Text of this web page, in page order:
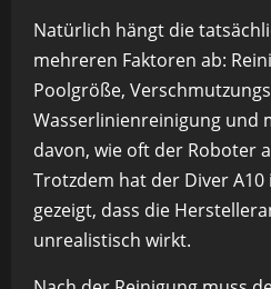
Natürlich hängt die
mehreren Faktoren ab:
Poolgröße,
Wasserlinienreinigung und
davon, wie oft der Roboter
Trotzdem hat der Diver
gezeigt, dass die
unrealistisch wirkt.